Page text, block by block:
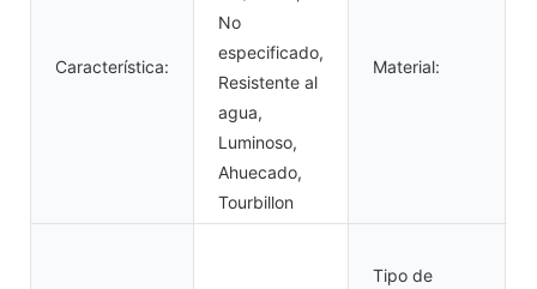
Característica:
No
especificado,
Resistente al
agua,
Luminoso,
Ahuecado,
Tourbillon
Material:
Tipo de